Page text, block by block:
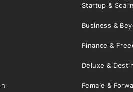
Startup &
Business &
Finance &
Deluxe &
Female &